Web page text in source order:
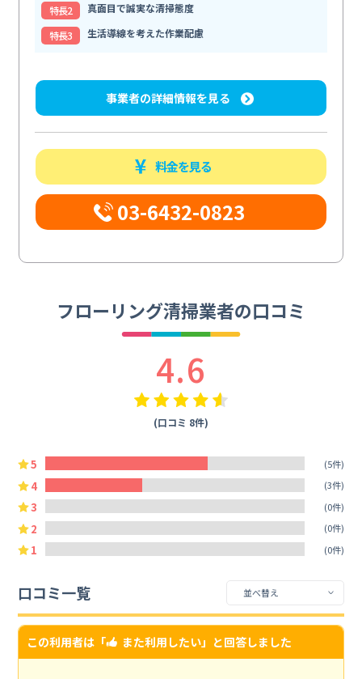
特⻑2
真面目で誠実な清掃態度
特⻑3
生活導線を考えた作業配慮
事業者の詳細情報を見る
料金を見る
03-6432-0823
フローリング清掃業者の口コミ
4.6
(口コミ 8件)
5 (5件)
4 (3件)
3 (0件)
2 (0件)
1 (0件)
口コミ一覧
この利用者は「 また利用したい」と回答しました